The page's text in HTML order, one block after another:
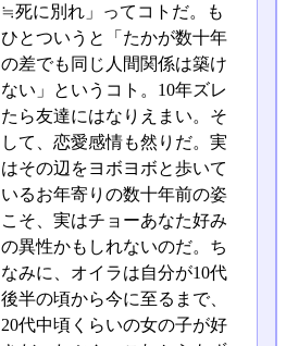
≒死に別れ」ってコトだ。も
ひとついうと「たかが数十年
の差でも同じ人間関係は築け
ない」というコト。10年ズレ
たら友達にはなりえまい。そ
して、恋愛感情も然りだ。実
はその辺をヨボヨボと歩いて
いるお年寄りの数十年前の姿
こそ、実はチョーあなた好み
の異性かもしれないのだ。ち
なみに、オイラは自分が10代
後半の頃から今に至るまで、
20代中頃くらいの女の子が好